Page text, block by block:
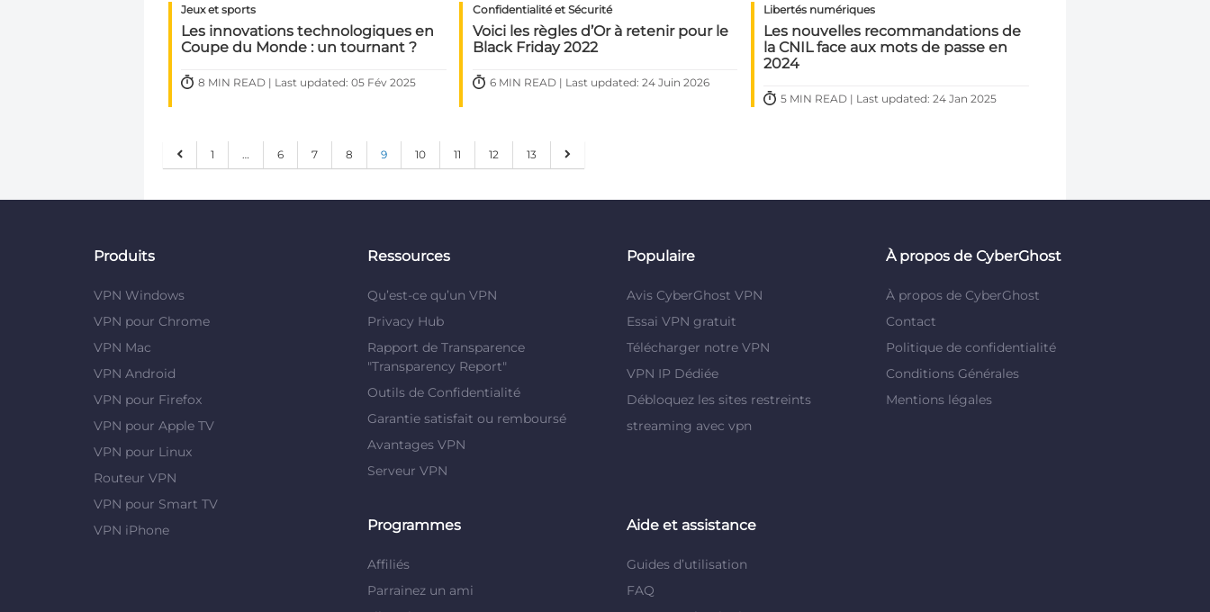
Jeux et sports
Les innovations technologiques en
Coupe du Monde : un tournant ?
8 MIN READ | Last updated: 05 Fév 2025
Confidentialité et Sécurité
Voici les règles d’Or à retenir pour le
Black Friday 2022
6 MIN READ | Last updated: 24 Juin 2026
Libertés numériques
Les nouvelles recommandations de
la CNIL face aux mots de passe en
2024
5 MIN READ | Last updated: 24 Jan 2025
1 … 6 7 8 9 10 11 12 13
Produits
VPN Windows
VPN pour Chrome
VPN Mac
VPN Android
VPN pour Firefox
VPN pour Apple TV
VPN pour Linux
Routeur VPN
VPN pour Smart TV
VPN iPhone
Ressources
Qu’est-ce qu’un VPN
Privacy Hub
Rapport de Transparence
"Transparency Report"
Outils de Confidentialité
Garantie satisfait ou remboursé
Avantages VPN
Serveur VPN
Populaire
Avis CyberGhost VPN
Essai VPN gratuit
Télécharger notre VPN
VPN IP Dédiée
Débloquez les sites restreints
streaming avec vpn
À propos de CyberGhost
À propos de CyberGhost
Contact
Politique de confidentialité
Conditions Générales
Mentions légales
Programmes
Affiliés
Parrainez un ami
Aide et assistance
Guides d’utilisation
FAQ